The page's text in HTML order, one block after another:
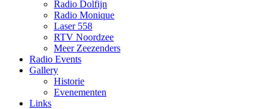
Radio Dolfijn
Radio Monique
Laser 558
RTV Noordzee
Meer Zeezenders
Radio Events
Gallery
Historie
Evenementen
Links